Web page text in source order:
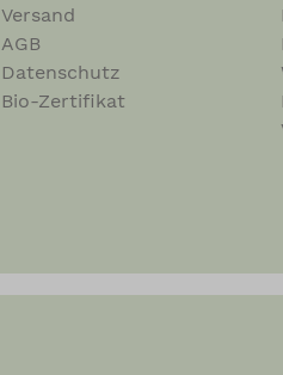
Versand
AGB
Datenschutz
Bio-Zertifikat